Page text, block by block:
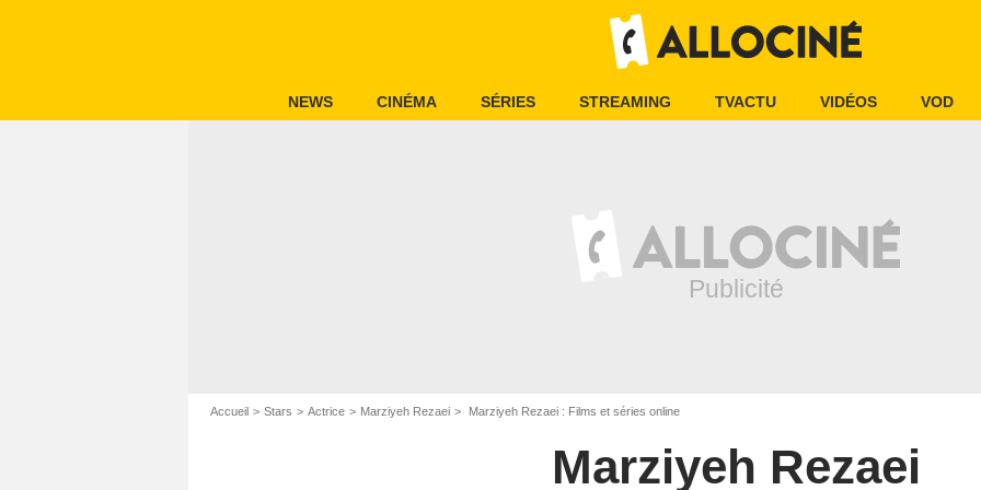
NEWS CINÉMA SÉRIES STREAMING TVACTU VIDÉOS VOD
Accueil Stars Actrice Marziyeh Rezaei Marziyeh Rezaei : Films et séries online
Marziyeh Rezaei